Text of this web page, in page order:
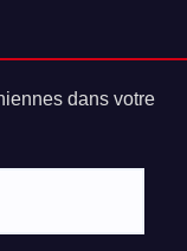
dans votre